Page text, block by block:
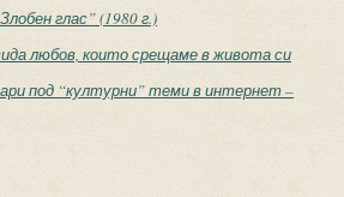
глас” (1980 г.)
любов, които срещаме в живота си
под “културни” теми в интернет –